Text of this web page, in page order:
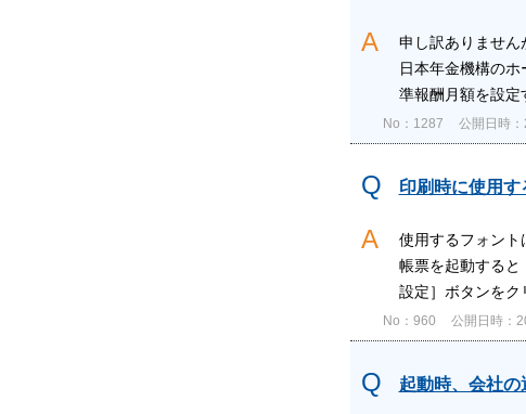
申し訳ありません
日本年金機構の
準報酬月額を設定
No：1287 公開日時
印刷時に使用す
使用するフォン
帳票を起動する
設定］ボタンをク
No：960 公開日時：
起動時、会社の